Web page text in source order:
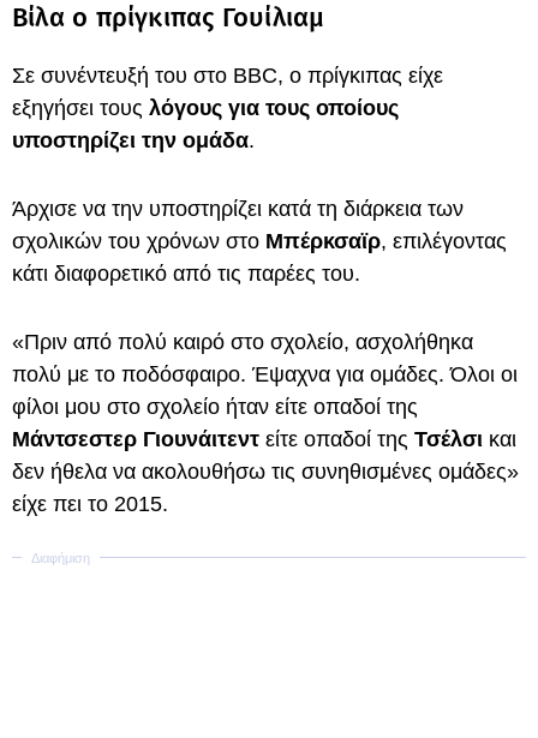
Βίλα ο πρίγκιπας Γουίλιαμ
Σε συνέντευξή του στο BBC, ο πρίγκιπας είχε
εξηγήσει τους λόγους για τους οποίους
υποστηρίζει την ομάδα.
Άρχισε να την υποστηρίζει κατά τη διάρκεια των
σχολικών του χρόνων στο Μπέρκσαϊρ, επιλέγοντας
κάτι διαφορετικό από τις παρέες του.
«Πριν από πολύ καιρό στο σχολείο, ασχολήθηκα
πολύ με το ποδόσφαιρο. Έψαχνα για ομάδες. Όλοι οι
φίλοι μου στο σχολείο ήταν είτε οπαδοί της
Μάντσεστερ Γιουνάιτεντ είτε οπαδοί της Τσέλσι και
δεν ήθελα να ακολουθήσω τις συνηθισμένες ομάδες»
είχε πει το 2015.